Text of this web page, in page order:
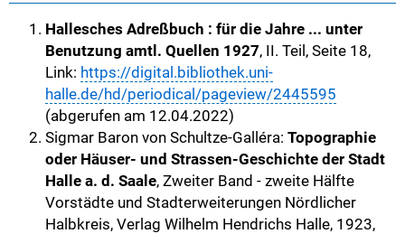
Hallesches Adreßbuch : für die Jahre ... unter
Benutzung amtl. Quellen 1927, II. Teil, Seite 18,
Link: https://digital.bibliothek.uni-
halle.de/hd/periodical/pageview/2445595
(abgerufen am 12.04.2022)
Sigmar Baron von Schultze-Galléra: Topographie
oder Häuser- und Strassen-Geschichte der Stadt
Halle a. d. Saale, Zweiter Band - zweite Hälfte
Vorstädte und Stadterweiterungen Nördlicher
Halbkreis, Verlag Wilhelm Hendrichs Halle, 1923,